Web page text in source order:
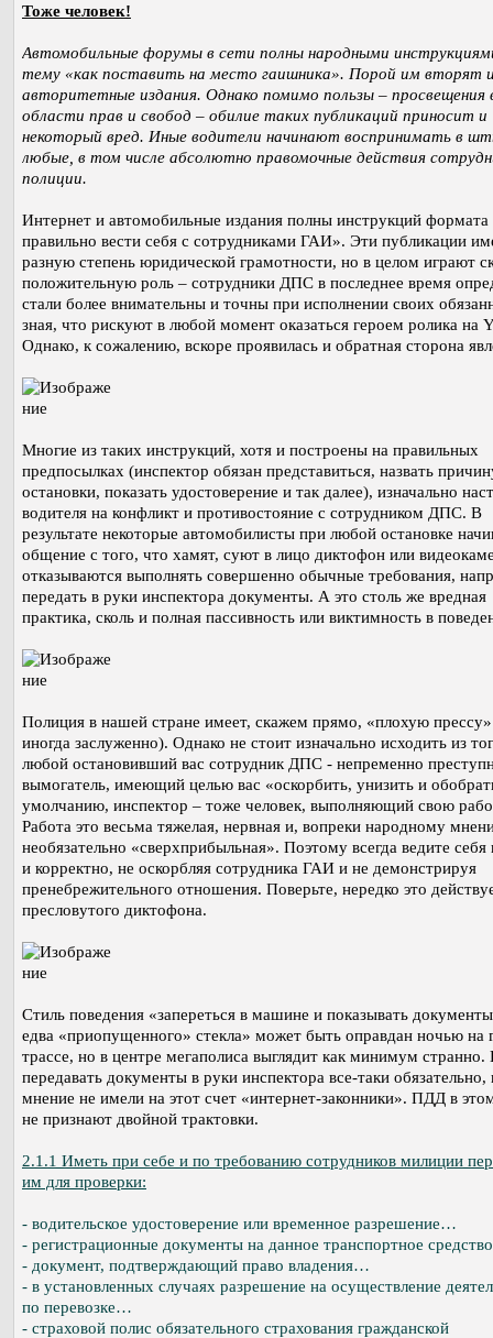
Тоже человек!
Автомобильные форумы в сети полны народными
тему «как поставить на место гаишника». Порой им вторят
авторитетные издания. Однако помимо пользы – просвещения
области прав и свобод – обилие таких публикаций приносит и
некоторый вред. Иные водители начинают воспринимать в
любые, в том числе абсолютно правомочные действия
полиции.
Интернет и автомобильные издания полны инструкций формата
правильно вести себя с сотрудниками ГАИ». Эти публикации
разную степень юридической грамотности, но в целом играют
положительную роль – сотрудники ДПС в последнее время
стали более внимательны и точны при исполнении своих
зная, что рискуют в любой момент оказаться героем ролика на
Однако, к сожалению, вскоре проявилась и обратная сторона
Многие из таких инструкций, хотя и построены на правильных
предпосылках (инспектор обязан представиться, назвать
остановки, показать удостоверение и так далее), изначально
водителя на конфликт и противостояние с сотрудником ДПС. В
результате некоторые автомобилисты при любой остановке
общение с того, что хамят, суют в лицо диктофон или
отказываются выполнять совершенно обычные требования,
передать в руки инспектора документы. А это столь же вредная
практика, сколь и полная пассивность или виктимность в
Полиция в нашей стране имеет, скажем прямо, «плохую
иногда заслуженно). Однако не стоит изначально исходить из
любой остановивший вас сотрудник ДПС - непременно
вымогатель, имеющий целью вас «оскорбить, унизить и
умолчанию, инспектор – тоже человек, выполняющий свою
Работа это весьма тяжелая, нервная и, вопреки народному
необязательно «сверхприбыльная». Поэтому всегда ведите себя
и корректно, не оскорбляя сотрудника ГАИ и не демонстрируя
пренебрежительного отношения. Поверьте, нередко это
пресловутого диктофона.
Стиль поведения «запереться в машине и показывать
едва «приопущенного» стекла» может быть оправдан ночью на
трассе, но в центре мегаполиса выглядит как минимум странно.
передавать документы в руки инспектора все-таки обязательно,
мнение не имели на этот счет «интернет-законники». ПДД в
не признают двойной трактовки.
2.1.1 Иметь при себе и по требованию сотрудников милиции
им для проверки:
- водительское удостоверение или временное разрешение…
- регистрационные документы на данное транспортное
- документ, подтверждающий право владения…
- в установленных случаях разрешение на осуществление
по перевозке…
- страховой полис обязательного страхования гражданской